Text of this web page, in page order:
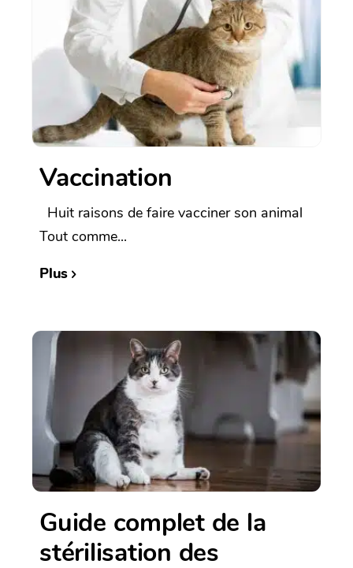
Vaccination
Huit raisons de faire vacciner son animal
Tout comme...
Plus
Guide complet de la
stérilisation des